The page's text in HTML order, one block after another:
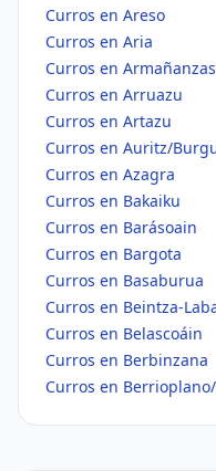
Curros en Areso
Curros en Aria
Curros en Armañanzas
Curros en Arruazu
Curros en Artazu
Curros en Azagra
Curros en Bakaiku
Curros en Barásoain
Curros en Bargota
Curros en Basaburua
Curros en Belascoáin
Curros en Berbinzana